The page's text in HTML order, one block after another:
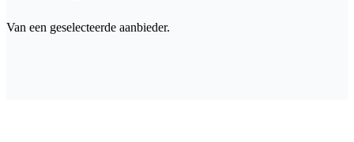
Van een geselecteerde aanbieder.